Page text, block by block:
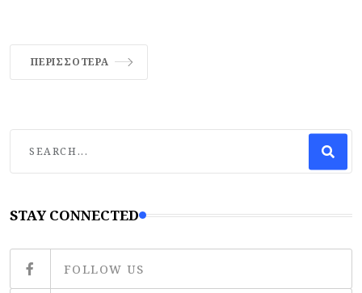
ΠΕΡΙΣΣΌΤΕΡΑ
STAY CONNECTED
FOLLOW US